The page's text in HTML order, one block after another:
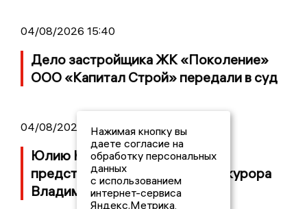
04/08/2026 15:40
Дело застройщика ЖК «Поколение»
ООО «Капитал Строй» передали в суд
04/08/2026 11:36
Юлию Калистову официально
представили в должности прокурора
Владимирской области
Нажимая кнопку вы
даете согласие на
обработку персональных
данных
с использованием
интернет-сервиса
Яндекс.Метрика,